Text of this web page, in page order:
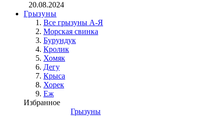
20.08.2024
Грызуны
Все грызуны А-Я
Морская свинка
Бурундук
Кролик
Хомяк
Дегу
Крыса
Хорек
Еж
Избранное
Грызуны